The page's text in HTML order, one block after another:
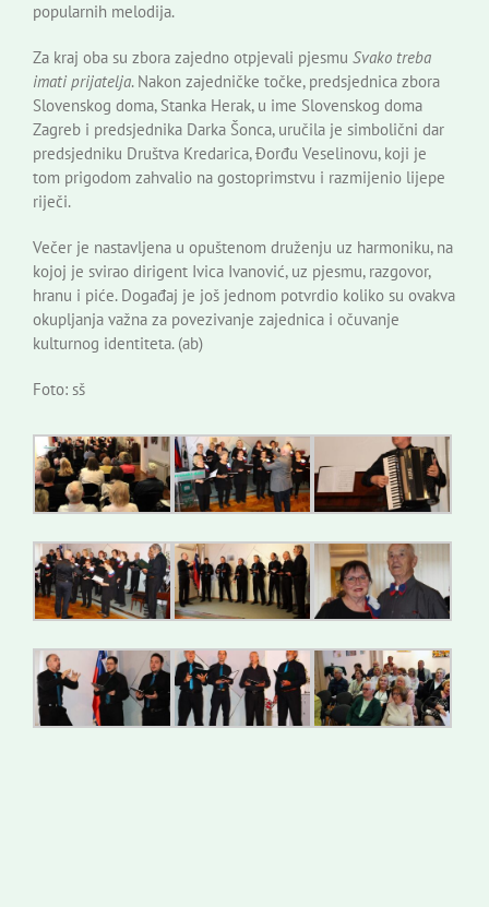
popularnih melodija.
Za kraj oba su zbora zajedno otpjevali pjesmu Svako treba
imati prijatelja. Nakon zajedničke točke, predsjednica zbora
Slovenskog doma, Stanka Herak, u ime Slovenskog doma
Zagreb i predsjednika Darka Šonca, uručila je simbolični dar
predsjedniku Društva Kredarica, Đorđu Veselinovu, koji je
tom prigodom zahvalio na gostoprimstvu i razmijenio lijepe
riječi.
Večer je nastavljena u opuštenom druženju uz harmoniku, na
kojoj je svirao dirigent Ivica Ivanović, uz pjesmu, razgovor,
hranu i piće. Događaj je još jednom potvrdio koliko su ovakva
okupljanja važna za povezivanje zajednica i očuvanje
kulturnog identiteta. (ab)
Foto: sš